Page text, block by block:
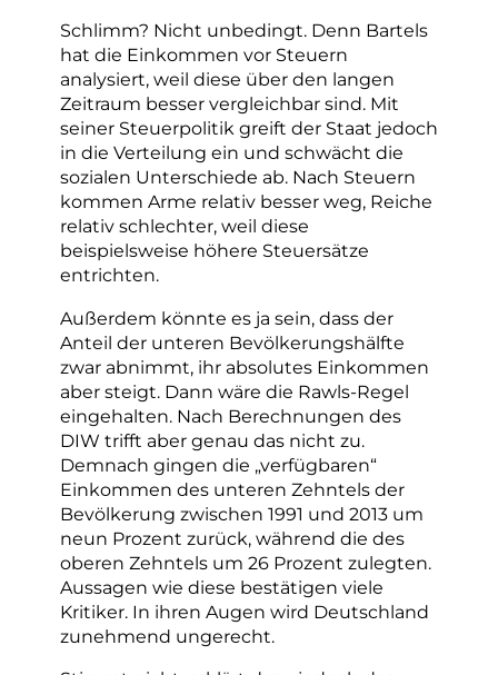
Schlimm? Nicht unbedingt. Denn Bartels
hat die Einkommen vor Steuern
analysiert, weil diese über den langen
Zeitraum besser vergleichbar sind. Mit
seiner Steuerpolitik greift der Staat jedoch
in die Verteilung ein und schwächt die
sozialen Unterschiede ab. Nach Steuern
kommen Arme relativ besser weg, Reiche
relativ schlechter, weil diese
beispielsweise höhere Steuersätze
entrichten.
Außerdem könnte es ja sein, dass der
Anteil der unteren Bevölkerungshälfte
zwar abnimmt, ihr absolutes Einkommen
aber steigt. Dann wäre die Rawls-Regel
eingehalten. Nach Berechnungen des
DIW trifft aber genau das nicht zu.
Demnach gingen die „verfügbaren“
Einkommen des unteren Zehntels der
Bevölkerung zwischen 1991 und 2013 um
neun Prozent zurück, während die des
oberen Zehntels um 26 Prozent zulegten.
Aussagen wie diese bestätigen viele
Kritiker. In ihren Augen wird Deutschland
zunehmend ungerecht.